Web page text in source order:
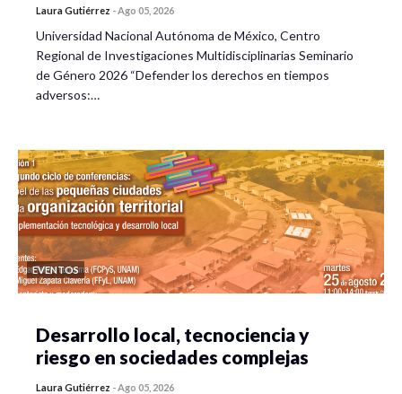
Laura Gutiérrez -Ago 05, 2026
Universidad Nacional Autónoma de México, Centro
Regional de Investigaciones Multidisciplinarias Seminario
de Género 2026 “Defender los derechos en tiempos
adversos:…
EVENTOS
Desarrollo local, tecnociencia y
riesgo en sociedades complejas
Laura Gutiérrez -Ago 05, 2026